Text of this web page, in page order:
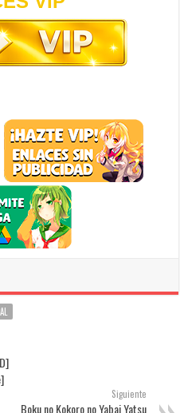
Siguiente
Boku no Kokoro no Yabai Yatsu